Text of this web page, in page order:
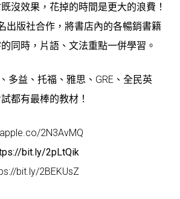
沒效果，花掉的時間是更大的浪費！
出版社合作，將書店內的各暢銷書籍
同時，片語、文法重點一併學習。
多益、托福、雅思、GRE、全民英
都有最棒的教材！
2N3AvMQ
bit.ly/2pLtQik
bit.ly/2BEKUsZ